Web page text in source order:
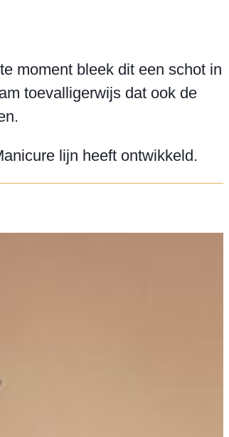
moment bleek dit een schot in
toevalligerwijs dat ook de
lijn heeft ontwikkeld.